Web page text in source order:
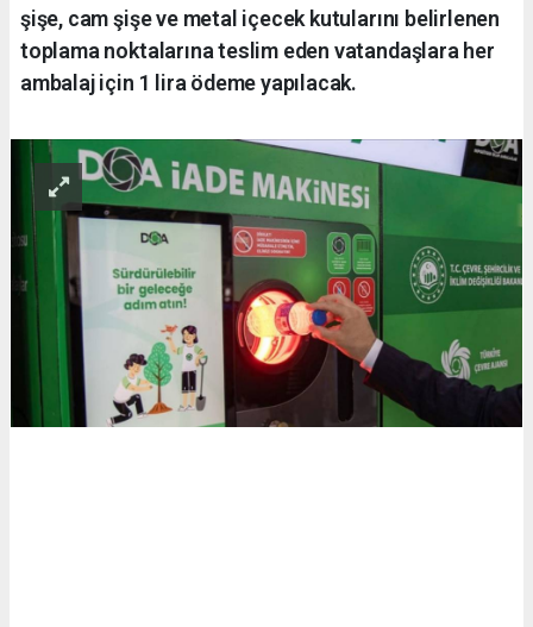
şişe, cam şişe ve metal içecek kutularını belirlenen
toplama noktalarına teslim eden vatandaşlara her
ambalaj için 1 lira ödeme yapılacak.